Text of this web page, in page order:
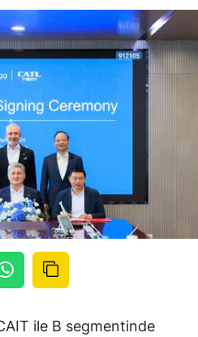
ile B segmentinde